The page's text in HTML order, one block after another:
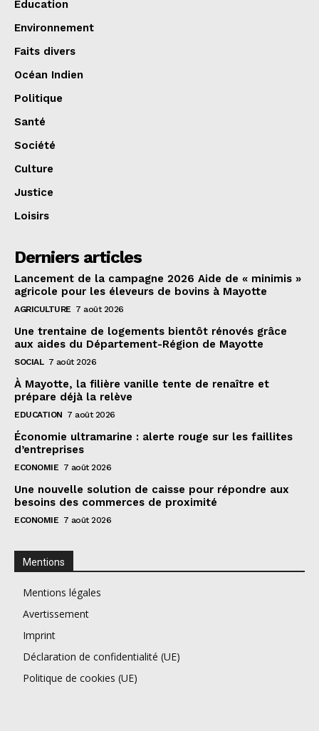
Education
Environnement
Faits divers
Océan Indien
Politique
Santé
Société
Culture
Justice
Loisirs
Derniers articles
Lancement de la campagne 2026 Aide de « minimis »
agricole pour les éleveurs de bovins à Mayotte
AGRICULTURE 7 août 2026
Une trentaine de logements bientôt rénovés grâce
aux aides du Département-Région de Mayotte
SOCIAL 7 août 2026
À Mayotte, la filière vanille tente de renaître et
prépare déjà la relève
EDUCATION 7 août 2026
Économie ultramarine : alerte rouge sur les faillites
d’entreprises
ECONOMIE 7 août 2026
Une nouvelle solution de caisse pour répondre aux
besoins des commerces de proximité
ECONOMIE 7 août 2026
Mentions
Mentions légales
Avertissement
Imprint
Déclaration de confidentialité (UE)
Politique de cookies (UE)